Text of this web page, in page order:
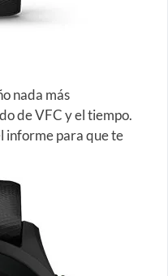
nada más
de VFC y el tiempo.
informe para que te